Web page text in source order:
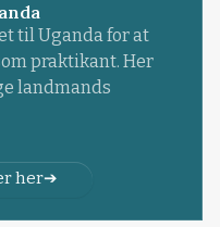
til Uganda for at
praktikant. Her
landmands
her